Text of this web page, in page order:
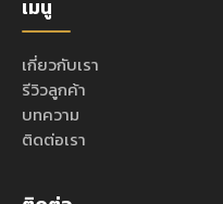
เมนู
เกี่ยวกับเรา
รีวิวลูกค้า
บทความ
ติดต่อเรา